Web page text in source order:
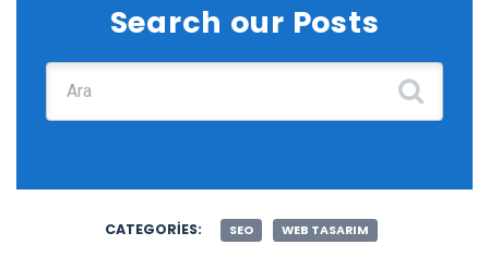
Search our Posts
CATEGORIES: SEO WEB TASARIM